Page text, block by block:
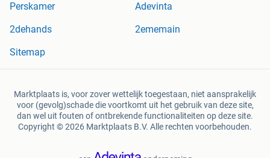
Perskamer
Adevinta
2dehands
2ememain
Sitemap
Marktplaats is, voor zover wettelijk toegestaan, niet aansprakelijk
voor (gevolg)schade die voortkomt uit het gebruik van deze site,
dan wel uit fouten of ontbrekende functionaliteiten op deze site.
Copyright © 2026 Marktplaats B.V. Alle rechten voorbehouden.